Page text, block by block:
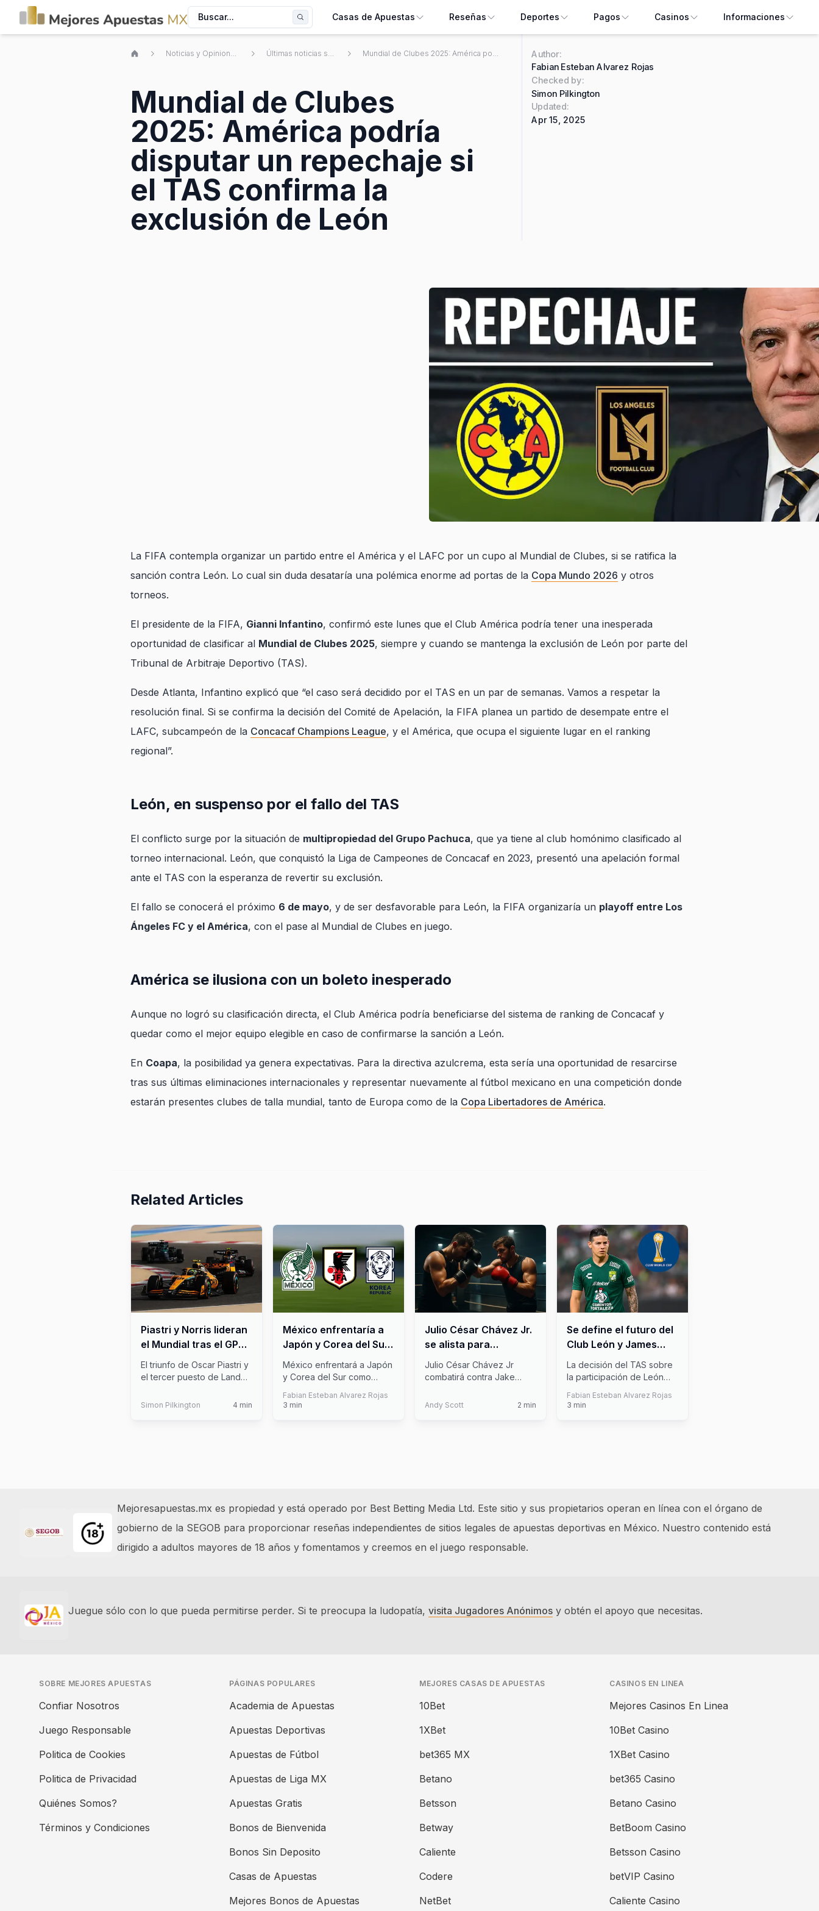
Buscar... Casas de Apuestas Reseñas Deportes Pagos Casinos Informaciones
Noticias y Opiniones de Apuestas Deportivas Mexicanas Últimas noticias sobre apuestas deportivas mexicanas Mundial de Clubes 2025: América podría disputar un repechaje si el TAS confirma la exclusión de León
Mundial de Clubes
2025: América podría
disputar un repechaje si
el TAS confirma la
exclusión de León
Author:
Fabian Esteban Alvarez Rojas
Checked by:
Simon Pilkington
Updated:
Apr 15, 2025
La FIFA contempla organizar un partido entre el América y el LAFC por un cupo al Mundial de Clubes, si se ratifica la
sanción contra León. Lo cual sin duda desataría una polémica enorme ad portas de la Copa Mundo 2026 y otros
torneos.
El presidente de la FIFA, Gianni Infantino, confirmó este lunes que el Club América podría tener una inesperada
oportunidad de clasificar al Mundial de Clubes 2025, siempre y cuando se mantenga la exclusión de León por parte del
Tribunal de Arbitraje Deportivo (TAS).
Desde Atlanta, Infantino explicó que “el caso será decidido por el TAS en un par de semanas. Vamos a respetar la
resolución final. Si se confirma la decisión del Comité de Apelación, la FIFA planea un partido de desempate entre el
LAFC, subcampeón de la Concacaf Champions League, y el América, que ocupa el siguiente lugar en el ranking
regional”.
León, en suspenso por el fallo del TAS
El conflicto surge por la situación de multipropiedad del Grupo Pachuca, que ya tiene al club homónimo clasificado al
torneo internacional. León, que conquistó la Liga de Campeones de Concacaf en 2023, presentó una apelación formal
ante el TAS con la esperanza de revertir su exclusión.
El fallo se conocerá el próximo 6 de mayo, y de ser desfavorable para León, la FIFA organizaría un playoff entre Los
Ángeles FC y el América, con el pase al Mundial de Clubes en juego.
América se ilusiona con un boleto inesperado
Aunque no logró su clasificación directa, el Club América podría beneficiarse del sistema de ranking de Concacaf y
quedar como el mejor equipo elegible en caso de confirmarse la sanción a León.
En Coapa, la posibilidad ya genera expectativas. Para la directiva azulcrema, esta sería una oportunidad de resarcirse
tras sus últimas eliminaciones internacionales y representar nuevamente al fútbol mexicano en una competición donde
estarán presentes clubes de talla mundial, tanto de Europa como de la Copa Libertadores de América.
Related Articles
Piastri y Norris lideran
el Mundial tras el GP
de Bahréin y relegan a
Verstappen
El triunfo de Oscar Piastri y
el tercer puesto de Lando
Simon Pilkington 4 min
México enfrentaría a
Japón y Corea del Sur
en amistosos
internacionales este
México enfrentará a Japón
y Corea del Sur como
para la C...
Fabian Esteban Alvarez Rojas
3 min
Julio César Chávez Jr.
se alista para
enfrentar a Jake Paul,
exrival descartado por
Julio César Chávez Jr
combatirá contra Jake
Canelo Al...
Andy Scott 2 min
Se define el futuro del
Club León y James
Rodríguez en el
Mundial de Clubes
La decisión del TAS sobre
la participación de León
equipo...
Fabian Esteban Alvarez Rojas
3 min
Mejoresapuestas.mx es propiedad y está operado por Best Betting Media Ltd. Este sitio y sus propietarios operan en línea con el órgano de
gobierno de la SEGOB para proporcionar reseñas independientes de sitios legales de apuestas deportivas en México. Nuestro contenido está
dirigido a adultos mayores de 18 años y fomentamos y creemos en el juego responsable.
Juegue sólo con lo que pueda permitirse perder. Si te preocupa la ludopatía, visita Jugadores Anónimos y obtén el apoyo que necesitas.
SOBRE MEJORES APUESTAS
Confiar Nosotros
Juego Responsable
Politica de Cookies
Politica de Privacidad
Quiénes Somos?
Términos y Condiciones
PÁGINAS POPULARES
Academia de Apuestas
Apuestas Deportivas
Apuestas de Fútbol
Apuestas de Liga MX
Apuestas Gratis
Bonos de Bienvenida
Bonos Sin Deposito
Casas de Apuestas
Mejores Bonos de Apuestas
MEJORES CASAS DE APUESTAS
10Bet
1XBet
bet365 MX
Betano
Betsson
Betway
Caliente
Codere
NetBet
CASINOS EN LINEA
Mejores Casinos En Linea
10Bet Casino
1XBet Casino
bet365 Casino
Betano Casino
BetBoom Casino
Betsson Casino
betVIP Casino
Caliente Casino